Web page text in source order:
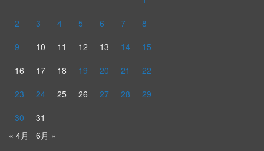
2
3 4 5 6 7
8
9
10 11 12 13 14
15
16
17 18 19 20 21
22
23
24 25 26 27 28
29
30
31
« 4月
6月 »